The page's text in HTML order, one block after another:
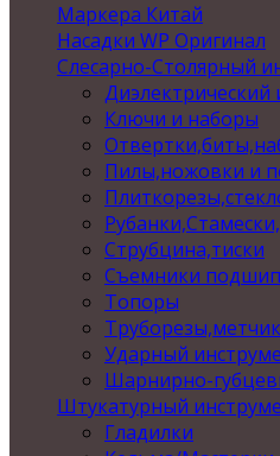
Маркера Китай
Насадки WP Оригинал
Слесарно-Столярный
Диэлектрический
Ключи и наборы
Пилы,ножовки и
Струбцина,тиски
Съемники
Топоры
Ударный
Шарнирно-
Штукатурный
Гладилки